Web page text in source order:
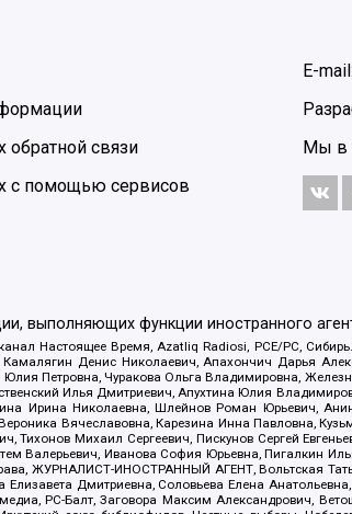
обратной связи
с помощью сервисов
E-
Мы в
выполняющих функции иностранного
Настоящее Время, Azatliq Radiosi, PCE/PC,
Денис Николаевич, Апахончич Дарья
Петровна, Чуракова Ольга Владимировна,
Илья Дмитриевич, Апухтина Юлия
Ирина Николаевна, Шлейнов Роман Юрьевич,
Вячеславовна, Карезина Инна Павловна,
Михаил Сергеевич, Пискунов Сергей
Валерьевич, Иванова София Юрьевна, Пигалкин
ЖУРНАЛИСТ-ИНОСТРАННЫЙ АГЕНТ, Вольтская
Елизавета Дмитриевна, Соловьева Елена
РС-Балт, Заговора Максим Александрович,